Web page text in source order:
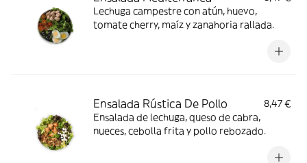
Lechuga campestre con atún, huevo,
tomate cherry, maíz y zanahoria rallada.
Ensalada Rústica De Pollo
8,47 €
Ensalada de lechuga, queso de cabra,
nueces, cebolla frita y pollo rebozado.